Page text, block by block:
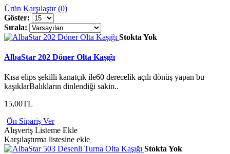
Ürün Karşılaştır (0)
Göster:
Sırala:
Stokta Yok
AlbaStar 202 Döner Olta Kaşığı
Kısa elips şekilli kanatçık ile60 derecelik açılı dönüş yapan bu
kaşıklarBalıkların dinlendiği sakin..
15,00TL
Ön Sipariş Ver
Alışveriş Listeme Ekle
Karşılaştırma listesine ekle
Stokta Yok